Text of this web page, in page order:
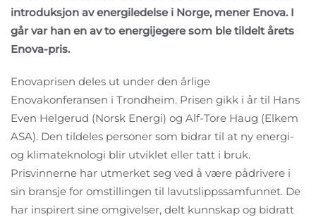
introduksjon av energiledelse i Norge, mener Enova. I
går var han en av to energijegere som ble tildelt årets
Enova-pris.
Enovaprisen deles ut under den årlige
Enovakonferansen i Trondheim. Prisen gikk i år til Hans
Even Helgerud (Norsk Energi) og Alf-Tore Haug (Elkem
ASA). Den tildeles personer som bidrar til at ny energi-
og klimateknologi blir utviklet eller tatt i bruk.
Prisvinnerne har utmerket seg ved å være pådrivere i
sin bransje for omstillingen til lavutslippssamfunnet. De
har inspirert sine omgivelser, delt kunnskap og bidratt